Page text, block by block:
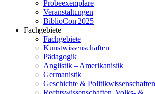
Probeexemplare
Veranstaltungen
BiblioCon 2025
Fachgebiete
Fachgebiete
Kunstwissenschaften
Pädagogik
Anglistik – Amerikanistik
Germanistik
Geschichte & Politikwissenschaften
Rechtswissenschaften, Volks- &